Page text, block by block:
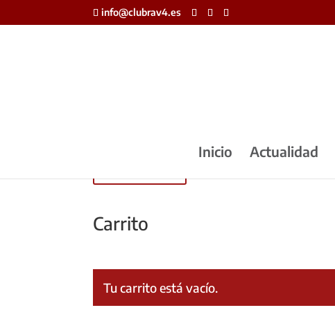
info@clubrav4.es
Inicio Actualidad
Carrito
Tu carrito está vacío.